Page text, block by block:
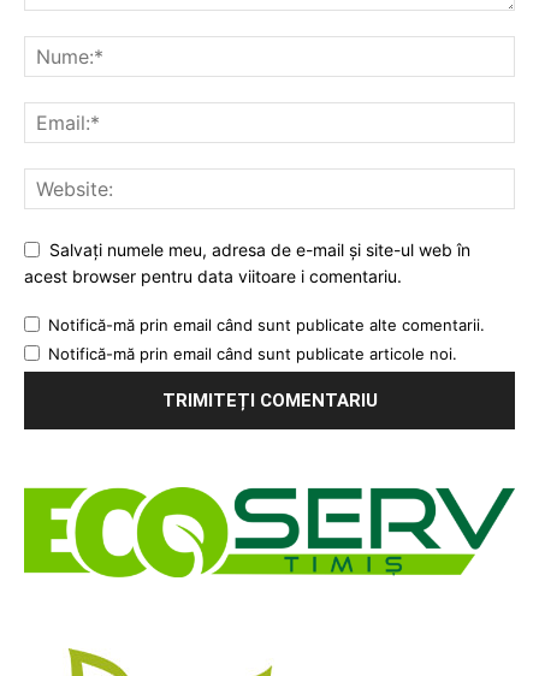
Salvați numele meu, adresa de e-mail și site-ul web în
acest browser pentru data viitoare i comentariu.
Notifică-mă prin email când sunt publicate alte comentarii.
Notifică-mă prin email când sunt publicate articole noi.